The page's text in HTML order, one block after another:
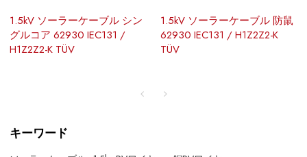
1.5kV ソーラーケーブル シン
グルコア 62930 IEC131 /
H1Z2Z2-K TÜV
1.5kV ソーラーケーブル 防鼠
62930 IEC131 / H1Z2Z2-K
TÜV
キーワード